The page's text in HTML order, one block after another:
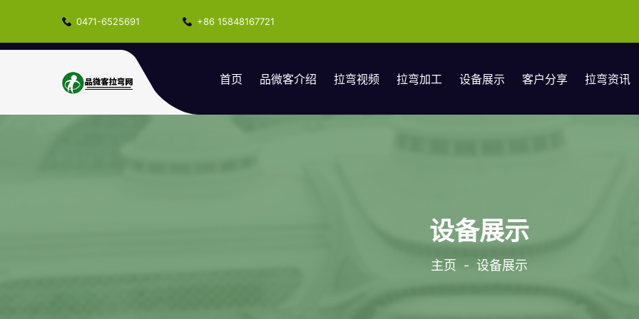
0471-6525691 +86 15848167721
首页 品微客介绍 拉弯视频 拉弯加工 设备展示 客户分享 拉弯资讯
设备展示
主页 - 设备展示